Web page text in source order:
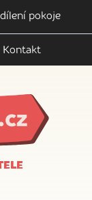
pokoje
Kontakt